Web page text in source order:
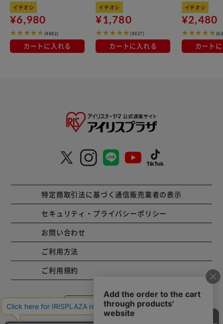
kg×3袋
イチオシ
¥6,980
(4682)
カートに入れる
100％使用
イチオシ
¥1,780
(4327)
カートに入れる
イチオシ
¥2,480
カート
特定商取引法に基づく通信販売業者の表示
セキュリティ・プライバシーポリシー
お問い合わせ
ご利用方法
ご利用規約
コーポレートサイト